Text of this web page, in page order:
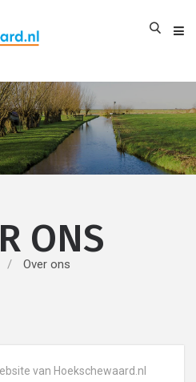
ONS
Over ons
van Hoekschewaard.nl